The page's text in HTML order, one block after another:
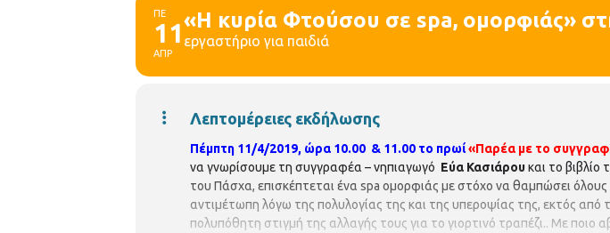
ΠΕ
11
ΑΠΡ
«Η κυρία Φτούσου σε spa, ομορφιάς»
εργαστήριο για παιδιά
Λεπτομέρειες εκδήλωσης
Πέμπτη 11/4/2019, ώρα 10.00 & 11.00 το πρωί«Παρέα με το
να γνωρίσουμε τη συγγραφέα – νηπιαγωγό Εύα Κασιάρουκαι το βιβλίο
του Πάσχα, επισκέπτεται ένα spa ομορφιάς με στόχο να θαμπώσει
αντιμέτωπη λόγω της πολυλογίας της και της υπεροψίας της, εκτός
πολυπόθητη στιγμή της αλλαγής τους για το γιορτινό τραπέζι.. Με